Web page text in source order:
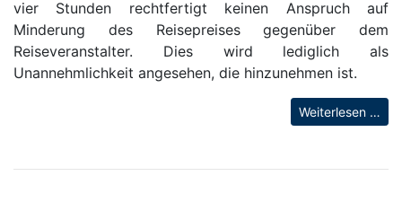
vier Stunden rechtfertigt keinen Anspruch auf
Minderung des Reisepreises gegenüber dem
Reiseveranstalter. Dies wird lediglich als
Unannehmlichkeit angesehen, die hinzunehmen ist.
Weiterlesen …